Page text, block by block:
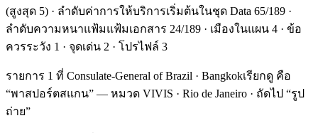
(สูงสุด 5) · ลำดับค่าการให้บริการเริ่มต้นในชุด Data 65/189 ·
ลำดับความหนาแฟ้มแฟ้มเอกสาร 24/189 · เมืองในแผน 4 · ข้อ
ควรระวัง 1 · จุดเด่น 2 · โปรไฟล์ 3
รายการ 1 ที่ Consulate-General of Brazil · Bangkokเรียกดู คือ
“พาสปอร์ตสแกน” — หมวด VIVIS · Rio de Janeiro · ถัดไป “รูป
ถ่าย”